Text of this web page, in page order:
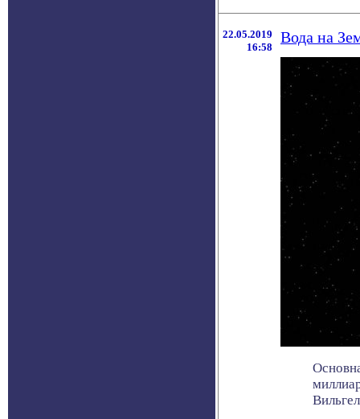
22.05.2019
16:58
Вода на